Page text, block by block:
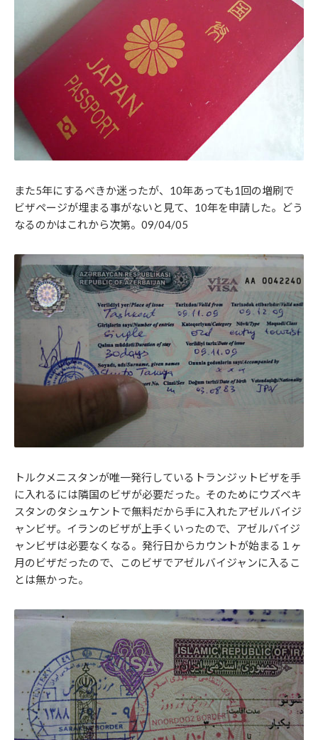
また5年にするべきか迷ったが、10年あっても1回の増刷で
ビザページが埋まる事がないと見て、10年を申請した。どう
なるのかはこれから次第。09/04/05
トルクメニスタンが唯一発行しているトランジットビザを手
に入れるには隣国のビザが必要だった。そのためにウズベキ
スタンのタシュケントで無料だから手に入れたアゼルバイジ
ャンビザ。イランのビザが上手くいったので、アゼルバイジ
ャンビザは必要なくなる。発行日からカウントが始まる１ヶ
月のビザだったので、このビザでアゼルバイジャンに入るこ
とは無かった。